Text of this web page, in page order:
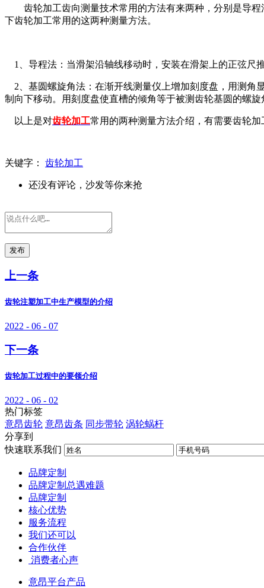
齿轮加工齿向测量技术常用的方法有来两种，分别是导
下齿轮加工常用的这两种测量方法。
1、导程法：当滑架沿轴线移动时，安装在滑架上的正弦尺
2、基圆螺旋角法：在渐开线测量仪上增加刻度盘，用测角
制向下移动。用刻度盘使直槽的倾角等于被测齿轮基圆的螺
以上是对齿轮加工常用的两种测量方法介绍，有需要齿轮加
关键字： 齿轮加工
还没有评论，沙发等你来抢
发布
上一条
齿轮注塑加工中生产模型的介绍
2022 - 06 - 07
下一条
齿轮加工过程中的要领介绍
2022 - 06 - 02
热门标签
意昂齿轮 意昂齿条 同步带轮 涡轮蜗杆
分享到
快速联系我们
品牌定制
品牌定制总遇难题
品牌定制
核心优势
服务流程
我们还可以
合作伙伴
​ 消费者心声
意昂平台产品